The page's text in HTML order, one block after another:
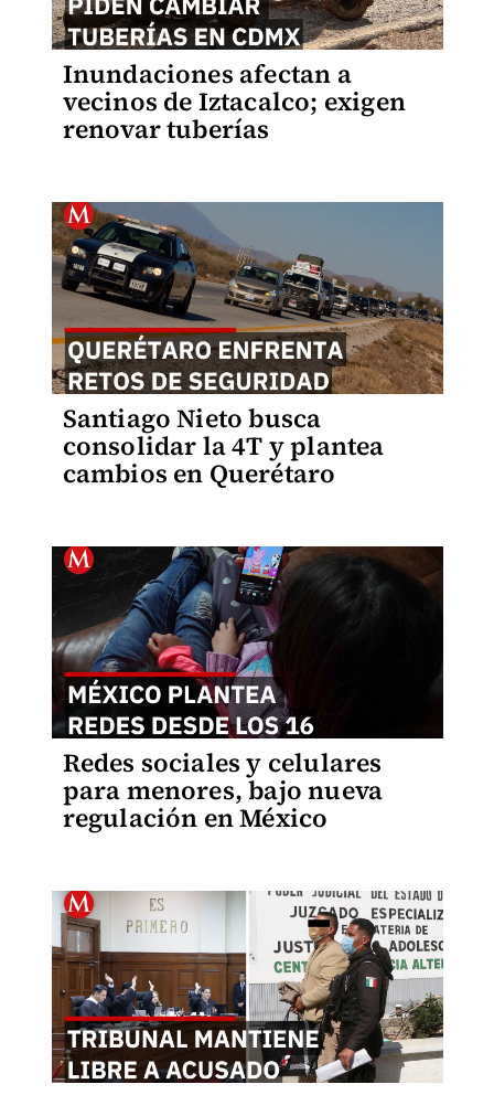
Inundaciones afectan a
vecinos de Iztacalco; exigen
renovar tuberías
Santiago Nieto busca
consolidar la 4T y plantea
cambios en Querétaro
Redes sociales y celulares
para menores, bajo nueva
regulación en México